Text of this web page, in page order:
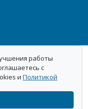
работы
с
и Политикой